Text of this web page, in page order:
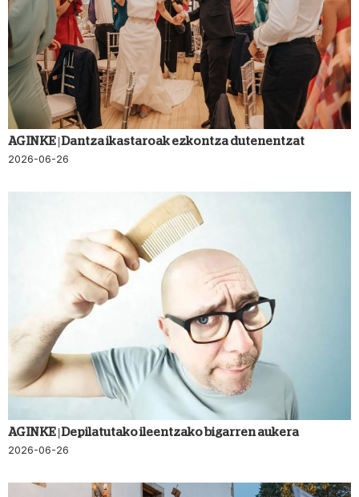
AGINKE | Dantza ikastaroak ezkontza dutenentzat
2026-06-26
AGINKE | Depilatutako ileentzako bigarren aukera
2026-06-26